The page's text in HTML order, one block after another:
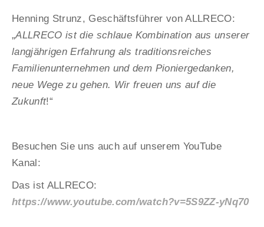
Henning Strunz, Geschäftsführer von ALLRECO:
„ALLRECO ist die schlaue Kombination aus unserer
langjährigen Erfahrung als traditionsreiches
Familienunternehmen und dem Pioniergedanken,
neue Wege zu gehen. Wir freuen uns auf die
Zukunft!“
Besuchen Sie uns auch auf unserem YouTube
Kanal:
Das ist ALLRECO:
https://www.youtube.com/watch?v=5S9ZZ-yNq70